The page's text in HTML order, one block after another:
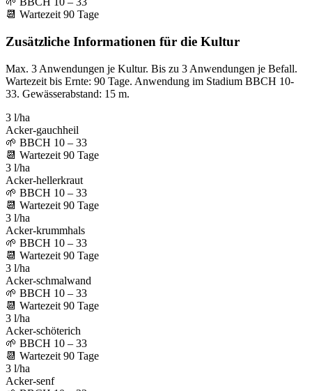
📆 Wartezeit 90 Tage
Zusätzliche Informationen für die Kultur
Max. 3 Anwendungen je Kultur. Bis zu 3 Anwendungen je Befall.
Wartezeit bis Ernte: 90 Tage. Anwendung im Stadium BBCH 10-
33. Gewässerabstand: 15 m.
3 l/ha
Acker-gauchheil
🌱 BBCH 10 – 33
📆 Wartezeit 90 Tage
3 l/ha
Acker-hellerkraut
🌱 BBCH 10 – 33
📆 Wartezeit 90 Tage
3 l/ha
Acker-krummhals
🌱 BBCH 10 – 33
📆 Wartezeit 90 Tage
3 l/ha
Acker-schmalwand
🌱 BBCH 10 – 33
📆 Wartezeit 90 Tage
3 l/ha
Acker-schöterich
🌱 BBCH 10 – 33
📆 Wartezeit 90 Tage
3 l/ha
Acker-senf